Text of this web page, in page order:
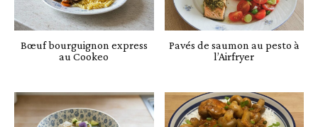
Bœuf bourguignon express
au Cookeo
Pavés de saumon au pesto à
l’Airfryer